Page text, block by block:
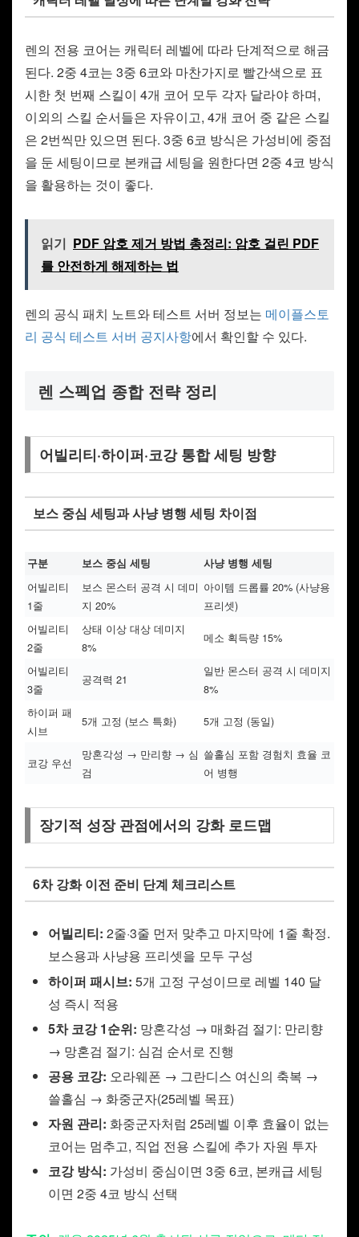
렌의 전용 코어는 캐릭터 레벨에 따라 단계적으로 해금
된다. 2중 4코는 3중 6코와 마찬가지로 빨간색으로 표
시한 첫 번째 스킬이 4개 코어 모두 각자 달라야 하며,
이외의 스킬 순서들은 자유이고, 4개 코어 중 같은 스킬
은 2번씩만 있으면 된다. 3중 6코 방식은 가성비에 중점
을 둔 세팅이므로 본캐급 세팅을 원한다면 2중 4코 방식
을 활용하는 것이 좋다.
읽기 PDF 암호 제거 방법 총정리: 암호 걸린 PDF
를 안전하게 해제하는 법
렌의 공식 패치 노트와 테스트 서버 정보는 메이플스토
리 공식 테스트 서버 공지사항에서 확인할 수 있다.
렌 스펙업 종합 전략 정리
어빌리티·하이퍼·코강 통합 세팅 방향
보스 중심 세팅과 사냥 병행 세팅 차이점
구분 보스 중심 세팅 사냥 병행 세팅
어빌리티
1줄
보스 몬스터 공격 시 데미
지 20%
아이템 드롭률 20% (사냥용
프리셋)
어빌리티
2줄
상태 이상 대상 데미지
8%
메소 획득량 15%
어빌리티
3줄
공격력 21
일반 몬스터 공격 시 데미지
8%
하이퍼 패
시브
5개 고정 (보스 특화) 5개 고정 (동일)
코강 우선
망혼각성 → 만리향 → 심
검
쓸홀심 포함 경험치 효율 코
어 병행
장기적 성장 관점에서의 강화 로드맵
6차 강화 이전 준비 단계 체크리스트
어빌리티: 2줄·3줄 먼저 맞추고 마지막에 1줄 확정.
보스용과 사냥용 프리셋을 모두 구성
하이퍼 패시브: 5개 고정 구성이므로 레벨 140 달
성 즉시 적용
5차 코강 1순위: 망혼각성 → 매화검 절기: 만리향
→ 망혼검 절기: 심검 순서로 진행
공용 코강: 오라웨폰 → 그란디스 여신의 축복 →
쓸홀심 → 화중군자(25레벨 목표)
자원 관리: 화중군자처럼 25레벨 이후 효율이 없는
코어는 멈추고, 직업 전용 스킬에 추가 자원 투자
코강 방식: 가성비 중심이면 3중 6코, 본캐급 세팅
이면 2중 4코 방식 선택